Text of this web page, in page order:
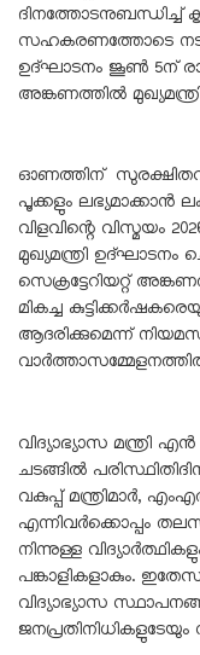
ദിനത്തോടനുബന്ധിച്ച്
സഹകരണത്തോടെ
ഉദ്ഘാടനം ജൂൺ 5ന്
അങ്കണത്തിൽ
ഓണത്തിന്
പൂക്കളും ലഭ്യമാക്കാൻ
വിളവിന്റെ വിസ്മയം
മുഖ്യമന്ത്രി ഉദ്ഘാടനം
സെക്രട്ടേറിയറ്റ്
മികച്ച
ആദരിക്കുമെന്ന്
വാർത്താസമ്മേളനത്തിൽ
വിദ്യാഭ്യാസ മന്ത്രി
ചടങ്ങിൽ
വകുപ്പ് മന്ത്രിമാർ,
എന്നിവർക്കൊപ്പം
നിന്നുള്ള
പങ്കാളികളാകും.
വിദ്യാഭ്യാസ